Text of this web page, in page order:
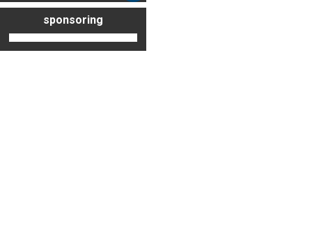
Inloggen
sponsoring